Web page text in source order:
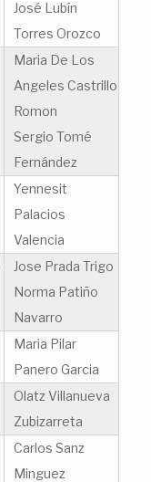
José Lubín
Torres Orozco
Maria De Los
Angeles Castrillo
Romon
Sergio Tomé
Fernández
Yennesit
Palacios
Valencia
Jose Prada Trigo
Norma Patiño
Navarro
Maria Pilar
Panero Garcia
Olatz Villanueva
Zubizarreta
Carlos Sanz
Minguez